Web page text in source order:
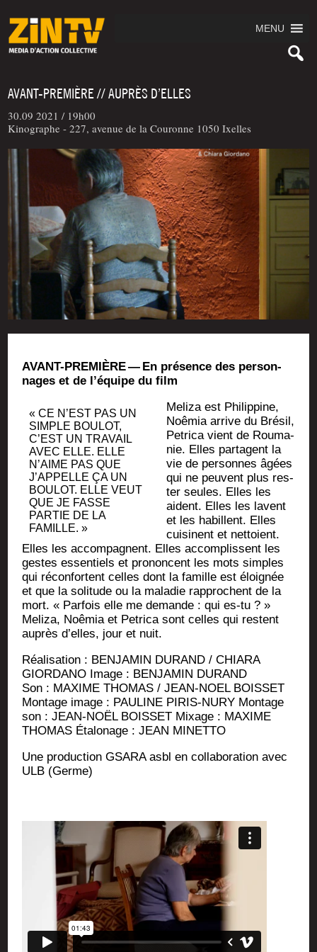
MENU
AVANT-PREMIÈRE // AUPRÈS D’ELLES
30.09 2021 / 19h00
Kinographe - 227, avenue de la Couronne 1050 Ixelles
AVANT-PREMIÈRE — En pré­sence des per­son­
nages et de l’équipe du film
« CE N’EST PAS UN
SIMPLE BOU­LOT,
C’EST UN TRA­VAIL
AVEC ELLE. ELLE
N’AIME PAS QUE
J’APPELLE ÇA UN
BOU­LOT. ELLE VEUT
QUE JE FASSE
PAR­TIE DE LA
FAMILLE. »
Meli­za est Phi­lip­pine,
Noê­mia arrive du Bré­sil,
Petri­ca vient de Rou­ma­
nie. Elles par­tagent la
vie de per­sonnes âgées
qui ne peuvent plus res­
ter seules. Elles les
aident. Elles les lavent
et les habillent. Elles
cui­sinent et net­toient.
Elles les accom­pagnent. Elles accom­plissent les
gestes essen­tiels et pro­noncent les mots simples
qui récon­fortent celles dont la famille est éloi­gnée
et que la soli­tude ou la mala­die rap­prochent de la
mort. « Par­fois elle me demande : qui es-tu ? »
Meli­za, Noê­mia et Petri­ca sont celles qui res­tent
auprès d’elles, jour et nuit.
Réa­li­sa­tion : BENJAMIN DURAND / CHIARA
GIORDANO Image : BENJAMIN DURAND
Son : MAXIME THOMAS / JEAN-NOEL BOISSET
Mon­tage image : PAULINE PIRIS-NURY Mon­tage
son : JEAN-NOËL BOISSET Mixage : MAXIME
THOMAS Éta­lo­nage : JEAN MINETTO
Une pro­duc­tion GSARA asbl en col­la­bo­ra­tion avec
ULB (Germe)